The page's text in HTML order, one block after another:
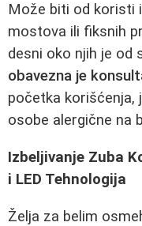
Može biti od koristi
mostova ili fiksnih
desni oko njih je od
obavezna je
početka korišćenja,
osobe alergične na
Izbeljivanje Zuba
i LED Tehnologija
Želja za belim